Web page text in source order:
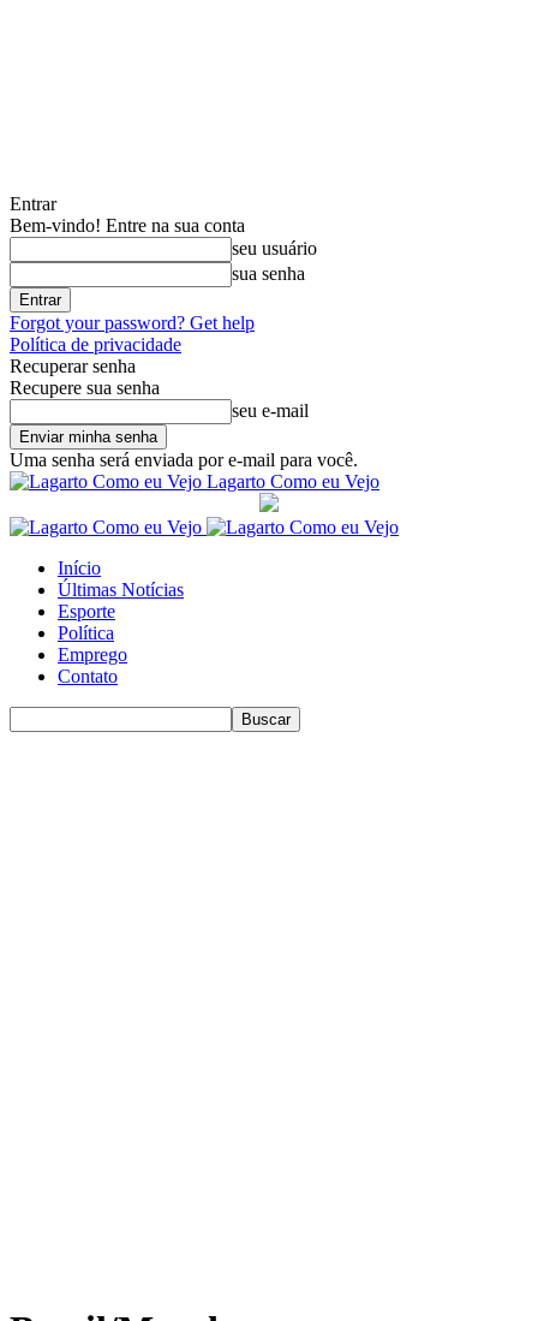
Entrar
Bem-vindo! Entre na sua conta
seu usuário
sua senha
Forgot your password? Get help
Política de privacidade
Recuperar senha
Recupere sua senha
seu e-mail
Uma senha será enviada por e-mail para você.
Lagarto Como eu Vejo
Início
Últimas Notícias
Esporte
Política
Emprego
Contato